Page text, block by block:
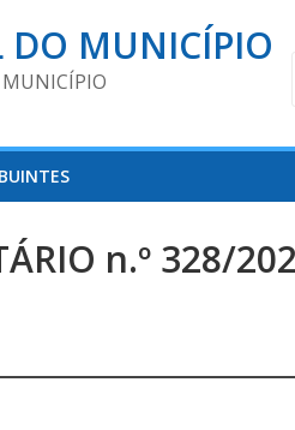
DO MUNICÍPIO
MUNICÍPIO
n.º 328/